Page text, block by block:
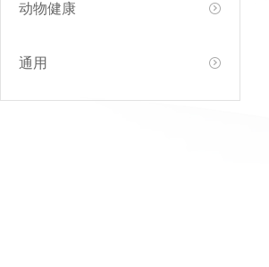
动物健康
通用